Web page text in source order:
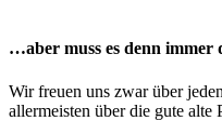
…aber muss es denn immer
Wir freuen uns zwar über
allermeisten über die gute alte